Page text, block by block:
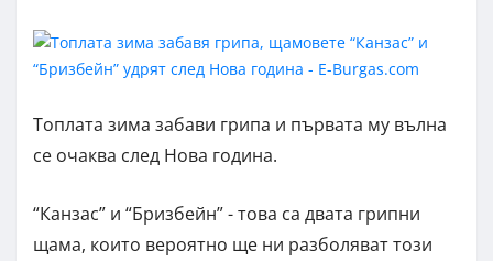
Топлата зима забави грипа и първата му вълна
се очаква след Нова година.
“Канзас” и “Бризбейн” - това са двата грипни
щама, които вероятно ще ни разболяват този